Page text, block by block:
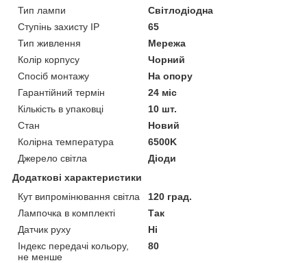
Тип лампи
Світлодіодна
Ступінь захисту IP
65
Тип живлення
Мережа
Колір корпусу
Чорний
Спосіб монтажу
На опору
Гарантійний термін
24 міс
Кількість в упаковці
10 шт.
Стан
Новий
Колірна температура
6500K
Джерело світла
Діоди
Додаткові характеристики
Кут випромінювання світла
120 град.
Лампочка в комплекті
Так
Датчик руху
Ні
Індекс передачі кольору,
не менше
80